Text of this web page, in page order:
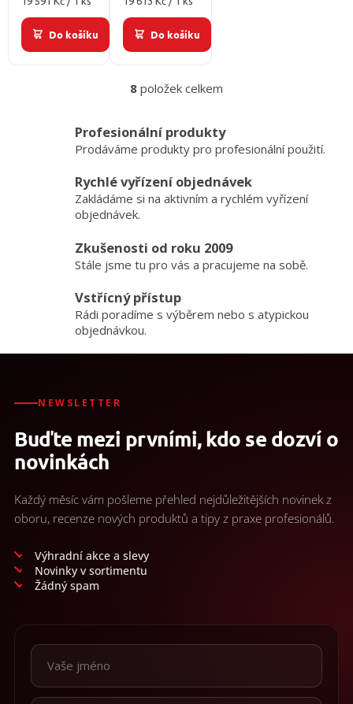
Do košíku Do košíku
O
á
d
c
í
v
k
y
ý
p
8 položek celkem
Profesionální produkty
Prodáváme produkty pro profesionální použití.
Rychlé vyřízení objednávek
Zakládáme si na aktivním a rychlém vyřízení
objednávek.
Zkušenosti od roku 2009
Stále jsme tu pro vás a pracujeme na sobě.
Vstřícný přístup
Rádi poradíme s výběrem nebo s atypickou
objednávkou.
NEWSLETTER
Buďte mezi prvními, kdo se dozví o
novinkách
Každý měsíc vám pošleme přehled nejdůležitějších novinek z
oboru, recenze nových produktů a tipy z praxe profesionálů.
Výhradní akce a slevy
Novinky v sortimentu
Žádný spam